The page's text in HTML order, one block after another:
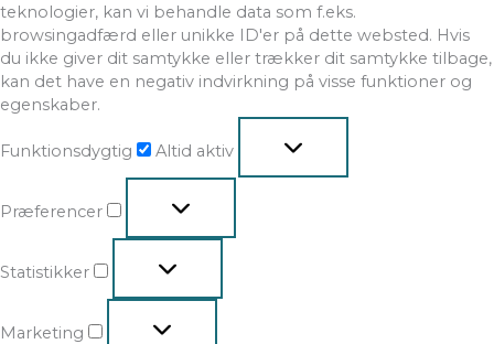
teknologier, kan vi behandle data som f.eks.
browsingadfærd eller unikke ID'er på dette websted. Hvis
du ikke giver dit samtykke eller trækker dit samtykke tilbage,
kan det have en negativ indvirkning på visse funktioner og
egenskaber.
Funktionsdygtig Altid aktiv
Præferencer
Statistikker
Marketing